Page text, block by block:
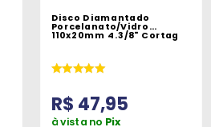
Disco Diamantado
Porcelanato/Vidro
110x20mm 4.3/8" Cortag
R$ 47,95
à vista no Pix